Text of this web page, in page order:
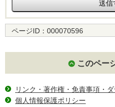
ページID： 000070596
このペー
リンク・著作権・免責事項・
個人情報保護ポリシー